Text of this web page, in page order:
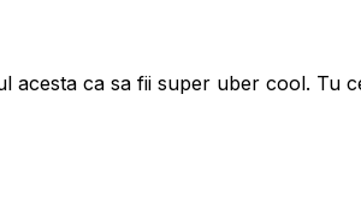
acesta ca sa fii super uber cool. Tu